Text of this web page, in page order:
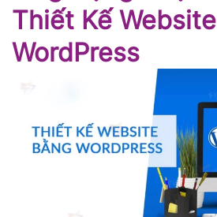
Thiết Kế Website
WordPress